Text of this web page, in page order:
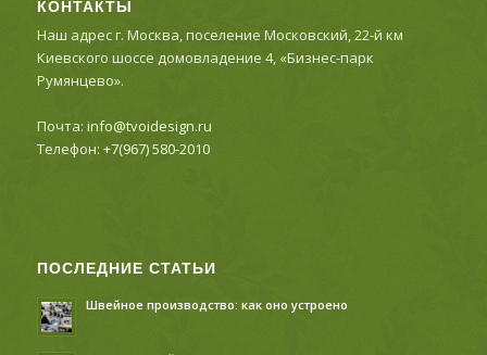
КОНТАКТЫ
Наш адрес г. Москва, поселение Московский, 22-й км
Киевского шоссе домовладение 4, «Бизнес-парк
Румянцево».
Почта: info@tvoidesign.ru
Телефон: +7(967) 580-2010
ПОСЛЕДНИЕ СТАТЬИ
Швейное производство: как оно устроено